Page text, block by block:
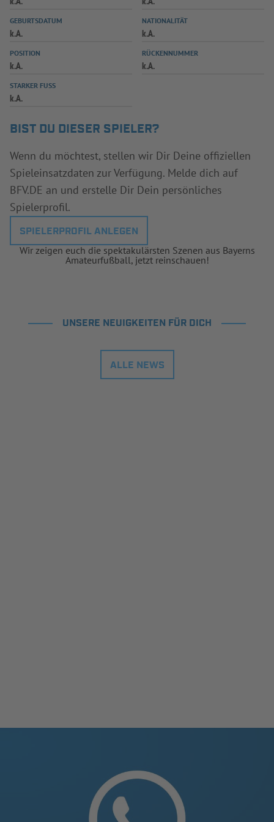
SPIELPLUS
GEBURTSDATUM
k.A.
NATIONALITÄT
k.A.
POSITION
k.A.
RÜCKENNUMMER
k.A.
STARKER FUSS
k.A.
BIST DU DIESER SPIELER?
Wenn du möchtest, stellen wir Dir Deine offiziellen
Spieleinsatzdaten zur Verfügung. Melde dich auf
BFV.DE an und erstelle Dir Dein persönliches
Spielerprofil.
SPIELERPROFIL ANLEGEN
Wir zeigen euch die spektakulärsten Szenen aus Bayerns
Amateurfußball, jetzt reinschauen!
UNSERE NEUIGKEITEN FÜR DICH
ALLE NEWS